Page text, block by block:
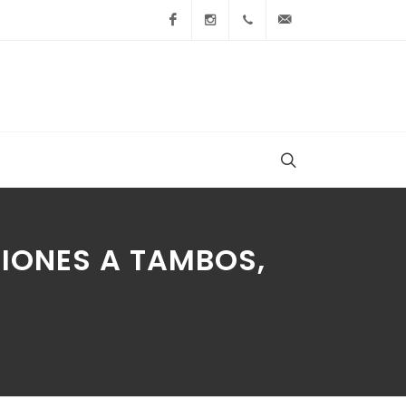
FacebookInstagram+54 9 236 465-4833
A TAMBOS,